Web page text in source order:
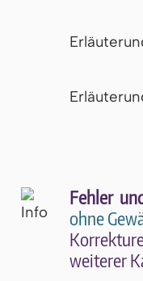
Fehler
ohne
wei­te­rer